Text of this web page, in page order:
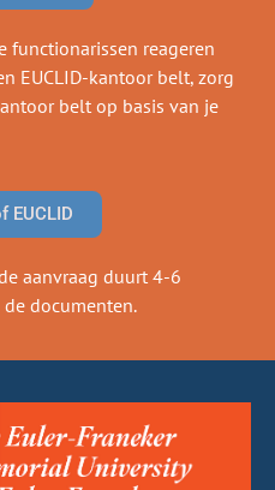
functionarissen reageren
EUCLID-kantoor belt, zorg
belt op basis van je
EUCLID
aanvraag duurt 4-6
documenten.